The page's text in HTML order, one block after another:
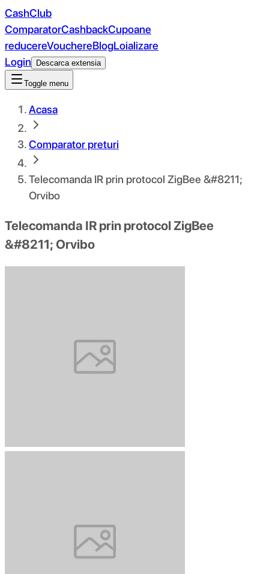
CashClub
ComparatorCashbackCupoane
reducereVouchereBlogLoializare
Login
Descarca extensia
Toggle menu
Acasa
Comparator preturi
Telecomanda IR prin protocol ZigBee &#8211;
Orvibo
Telecomanda IR prin protocol ZigBee
&#8211; Orvibo